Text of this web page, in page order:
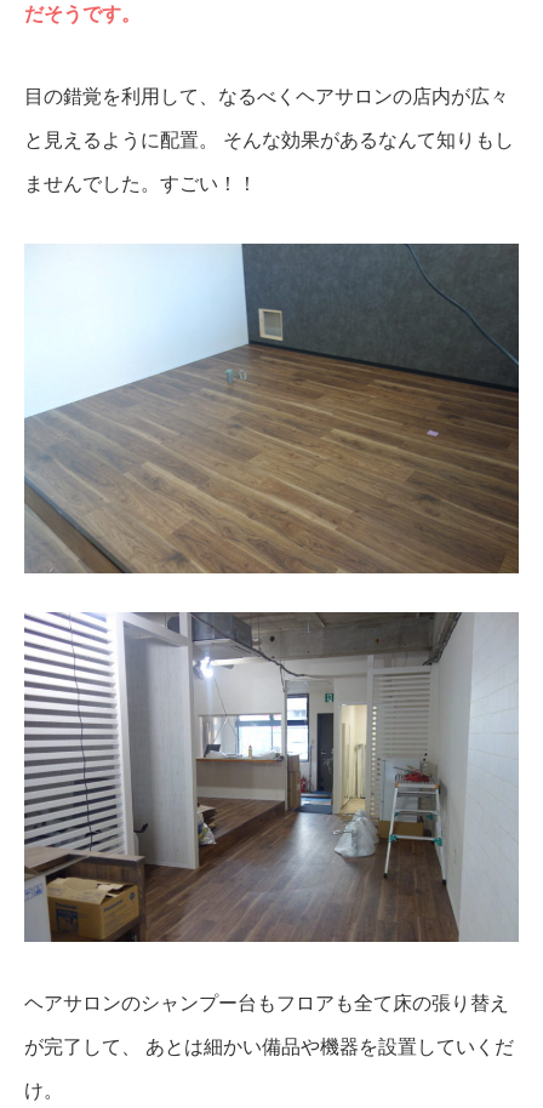
だそうです。
目の錯覚を利用して、なるべくヘアサロンの店内が広々
と見えるように配置。
そんな効果があるなんて知りもし
ませんでした。すごい！！
ヘアサロンのシャンプー台もフロアも全て床の張り替え
が完了して、
あとは細かい備品や機器を設置していくだ
け。